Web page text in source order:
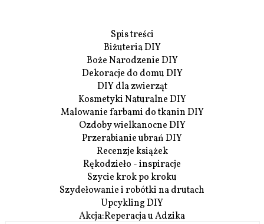
Spis treści
Biżuteria DIY
Boże Narodzenie DIY
Dekoracje do domu DIY
DIY dla zwierząt
Kosmetyki Naturalne DIY
Malowanie farbami do tkanin DIY
Ozdoby wielkanocne DIY
Przerabianie ubrań DIY
Recenzje książek
Rękodzieło - inspiracje
Szycie krok po kroku
Szydełowanie i robótki na drutach
Upcykling DIY
Akcja:Reperacja u Adzika